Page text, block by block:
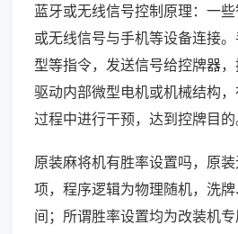
蓝牙或无线信号控制原理：一
或无线信号与手机等设备连接
型等指令，发送信号给控牌器
驱动内部微型电机或机械结构
过程中进行干预，达到控牌目的
原装麻将机有胜率设置吗，原
项，程序逻辑为物理随机，洗
间；所谓胜率设置均为改装机